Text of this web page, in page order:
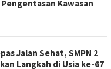
Kawasan
Jalan Sehat, SMPN 2
Langkah di Usia ke-67